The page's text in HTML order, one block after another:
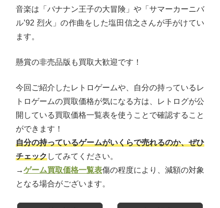
音楽は「バナナン王子の大冒険」や「サマーカーニバ
ル’92 烈火」の作曲をした塩田信之さんが手がけてい
ます。
懸賞の非売品版も買取大歓迎です！
今回ご紹介したレトロゲームや、自分の持っているレ
トロゲームの買取価格が気になる方は、レトログが公
開している買取価格一覧表を使うことで確認すること
ができます！
自分の持っているゲームがいくらで売れるのか、ぜひ
チェックしてみてください。
→ゲーム買取価格一覧表傷の程度により、減額の対象
となる場合がございます。